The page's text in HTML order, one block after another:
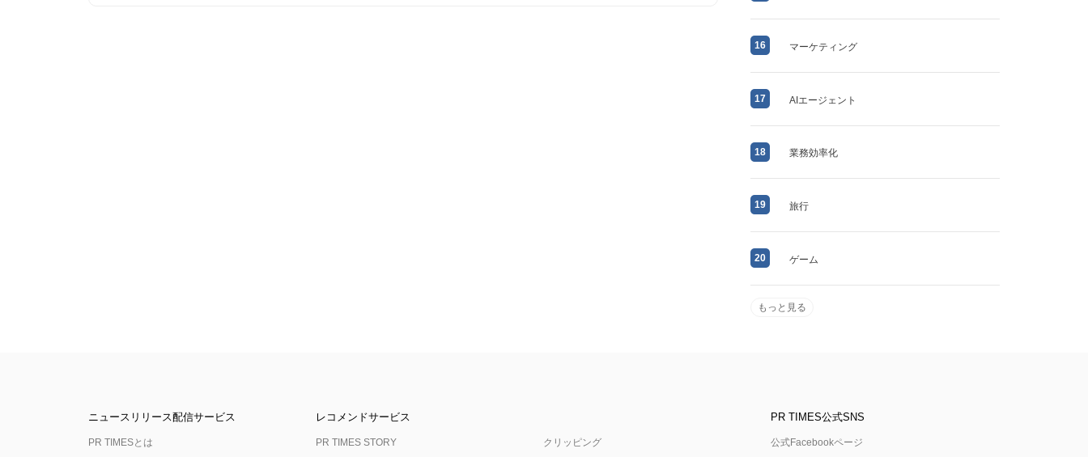
16 マーケティング
17 AIエージェント
18 業務効率化
19 旅行
20 ゲーム
もっと見る
ニュースリリース配信サービス
PR TIMESとは
レコメンドサービス
PR TIMES STORY クリッピング
PR TIMES公式SNS
公式Facebookページ